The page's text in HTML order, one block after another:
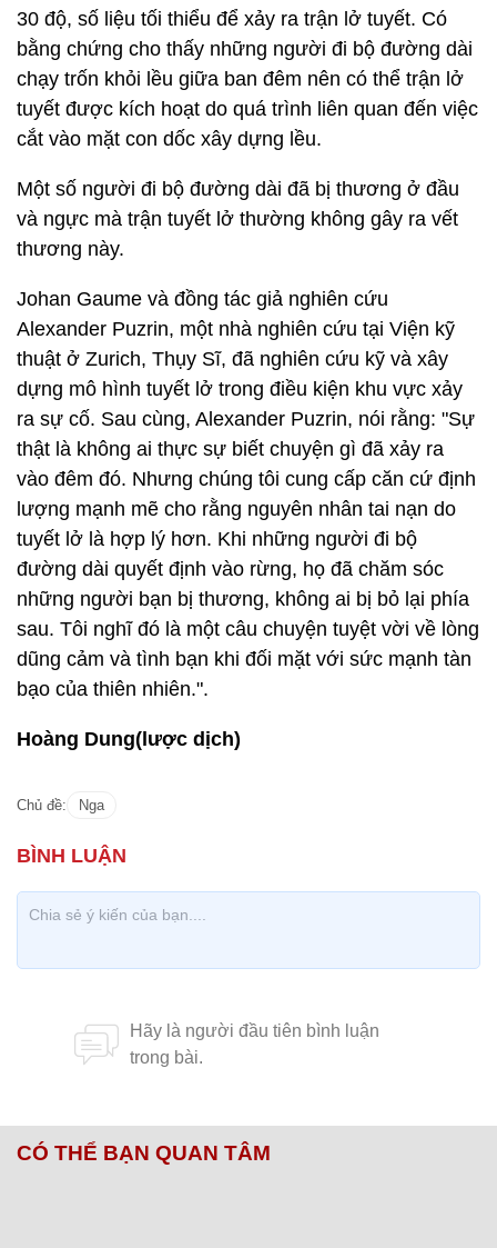
30 độ, số liệu tối thiểu để xảy ra trận lở tuyết. Có
bằng chứng cho thấy những người đi bộ đường dài
chạy trốn khỏi lều giữa ban đêm nên có thể trận lở
tuyết được kích hoạt do quá trình liên quan đến việc
cắt vào mặt con dốc xây dựng lều.
Một số người đi bộ đường dài đã bị thương ở đầu
và ngực mà trận tuyết lở thường không gây ra vết
thương này.
Johan Gaume và đồng tác giả nghiên cứu
Alexander Puzrin, một nhà nghiên cứu tại Viện kỹ
thuật ở Zurich, Thụy Sĩ, đã nghiên cứu kỹ và xây
dựng mô hình tuyết lở trong điều kiện khu vực xảy
ra sự cố. Sau cùng, Alexander Puzrin, nói rằng: "Sự
thật là không ai thực sự biết chuyện gì đã xảy ra
vào đêm đó. Nhưng chúng tôi cung cấp căn cứ định
lượng mạnh mẽ cho rằng nguyên nhân tai nạn do
tuyết lở là hợp lý hơn. Khi những người đi bộ
đường dài quyết định vào rừng, họ đã chăm sóc
những người bạn bị thương, không ai bị bỏ lại phía
sau. Tôi nghĩ đó là một câu chuyện tuyệt vời về lòng
dũng cảm và tình bạn khi đối mặt với sức mạnh tàn
bạo của thiên nhiên.".
Hoàng Dung(lược dịch)
Chủ đề: Nga
CÓ THỂ BẠN QUAN TÂM